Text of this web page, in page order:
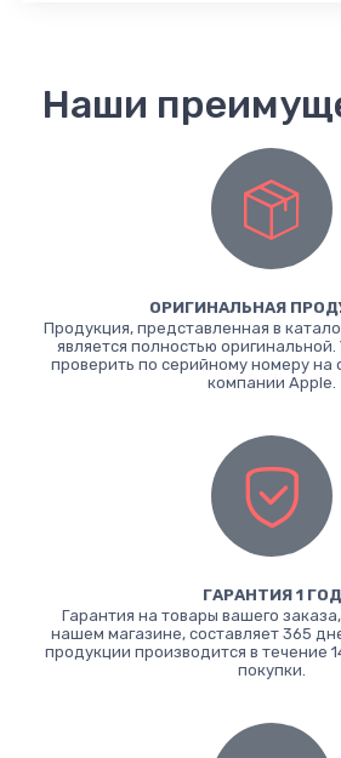
Наши
ОРИГИНАЛЬНАЯ
Продукция, представленная в
является полностью
проверить по серийному номеру на
компании Apple.
ГАРАНТИЯ 1 ГОД
Гарантия на товары вашего
нашем магазине, составляет 365
продукции производится в течение
покупки.